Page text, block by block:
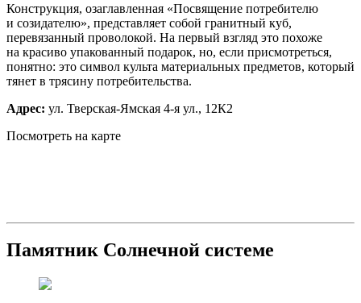
Конструкция, озаглавленная «Посвящение потребителю
и созидателю», представляет собой гранитный куб,
перевязанный проволокой. На первый взгляд это похоже
на красиво упакованный подарок, но, если присмотреться,
понятно: это символ культа материальных предметов, который
тянет в трясину потребительства.
Адрес: ул. Тверская-Ямская 4-я ул., 12К2
Посмотреть на карте
Памятник Солнечной системе